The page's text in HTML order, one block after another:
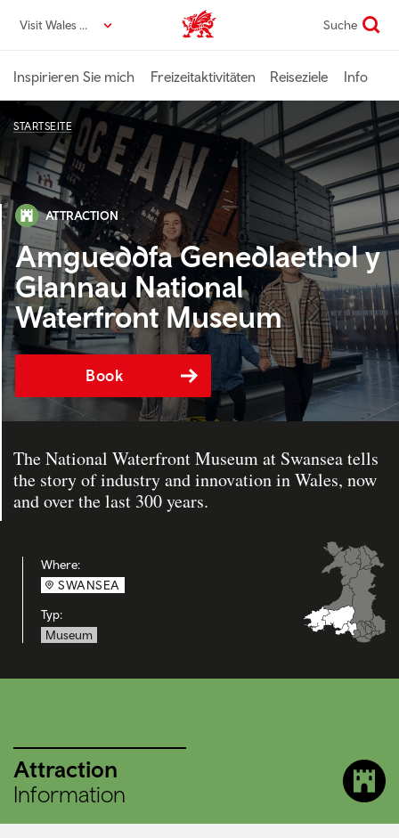
zumVisit Wales DE VisitWales home Suche
Inspirieren Sie mich Freizeitaktivitäten Reiseziele Info
STARTSEITE
ATTRACTION
Amgueddfa Genedlaethol y
Glannau National
Waterfront Museum
Book
The National Waterfront Museum at Swansea tells
the story of industry and innovation in Wales, now
and over the last 300 years.
Where:
SWANSEA
Typ:
Museum
Attraction
Information